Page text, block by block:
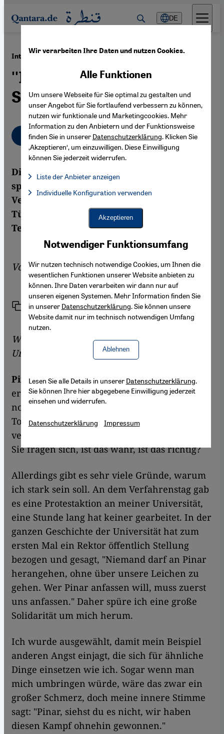
Direkt zum Inhalt springen
DE
Interview mit Pinar Selek · 01.02.2013
''Ich spüre große
Solidarität''
Deutsch English
Die Soziologin und Autorin Pinar Selek
spricht mit Hülya Köylü Schenk über ihre
Verurteilung zu lebenslanger Haft in der
Türkei und die Solidarität, die sie von
Teilen der Gesellschaft erfährt.
VonHülya Köylü Schenk
Link Teilen Drucken
Wie haben Sie sich gefühlt, als Sie von dem
Urteil erfahren haben?
Pinar Selek:Einerseits fühle ich mich
erschöpft. Aber andererseits bin ich immer
noch sehr stark. Das war für mich wie eine
Todesnachricht, als ob Sie einen Mensch
verlieren würden, der Ihnen sehr nahe steht.
Sie fragen sich, ist das wahr, ist das richtig?
Allerdings gibt es sehr viele Gründe, warum
ich stark sein soll. An dem Verfahrenstag gab
es eine Protestaktion an meiner Universität,
eine Stunde lang hat keiner gearbeitet. In der
ganzen Geschichte der Universität hat zum
ersten Mal ein Rektor öffentlich Stellung
bezogen und gesagt, "Niemand darf an Pinar
herangehen, ohne über unsere Leichen zu
gehen. Wer Pinar anfassen will, muss zuerst
uns anfassen." Daher spüre ich eine große
Solidarität um mich herum.
Ich wurde ausgewählt, damit mein Beispiel
anderen Angst einjagt, die sich für ähnliche
Dinge einsetzen wie ich. Sogar wenn man
mich umbringen würde, wäre das zwar ein
großer Schmerz, doch meine innere Stimme
sagt: "Pinar, siehst du es nicht, wir haben
diesen Kampf ohnehin gewonnen."
Wir verarbeiten Ihre Daten und nutzen Cookies.
Notwendiger Funktionsumfang
Wir nutzen technisch notwendige Cookies, um Ihnen die
wesentlichen Funktionen unserer Website anbieten zu
können. Ihre Daten verarbeiten wir dann nur auf
unseren eigenen Systemen. Mehr Information finden Sie
in unserer Datenschutzerklärung. Sie können unsere
Website damit nur im technisch notwendigen Umfang
nutzen.
Ablehnen
Alle Funktionen
Um unsere Webseite für Sie optimal zu gestalten und
unser Angebot für Sie fortlaufend verbessern zu können,
nutzen wir funktionale und Marketingcookies. Mehr
Information zu den Anbietern und der Funktionsweise
finden Sie in unserer Datenschutzerklärung. Klicken Sie
‚Akzeptieren‘, um einzuwilligen. Diese Einwilligung
können Sie jederzeit widerrufen.
Liste der Anbieter anzeigen
Facebook Embed / Facebook Connect, Google Maps Embed,
Facebook Embed / Facebook Connect
Google Maps Embed
Individuelle Konfiguration verwenden
Akzeptieren
Lesen Sie alle Details in unserer Datenschutzerklärung.
Sie können Ihre hier abgegebene Einwilligung jederzeit
einsehen und widerrufen.
Datenschutzerklärung Impressum